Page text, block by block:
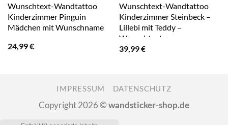
Wunschtext-Wandtattoo
Kinderzimmer Pinguin
Mädchen mit Wunschname
24,99€
Wunschtext-Wandtattoo
Kinderzimmer Steinbeck –
Lillebi mit Teddy –
Wunschtext
39,99€
IMPRESSUM DATENSCHUTZ
Copyright 2026 ©wandsticker-shop.de